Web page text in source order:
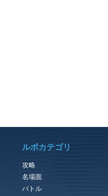
タイムアタック!!でも失敗Ｔ_Ｔ
タイムアタックにチャレンジ！！ タ
ムアタックとは 敵を殲滅したり、ス
ッチを押しながら進むことで 道を切
開いていくクエストです。 道は...
ルポカテゴリ
攻略
名場面
バトル